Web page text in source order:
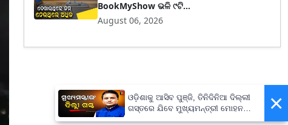
BookMyShow ଭଳି ୯ଟି...
August 06, 2026
×
ଓଡ଼ିଶାକୁ ଆସିବ ପୁଞ୍ଜି, ତିନିଦିନିଆ ଦିଲ୍ଲୀ
ଗସ୍ତରେ ଯିବେ ମୁଖ୍ୟମନ୍ତ୍ରୀ ମୋହନ
ମାଝୀ